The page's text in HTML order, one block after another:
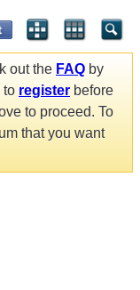
out the FAQ by
to register before
to proceed. To
that you want